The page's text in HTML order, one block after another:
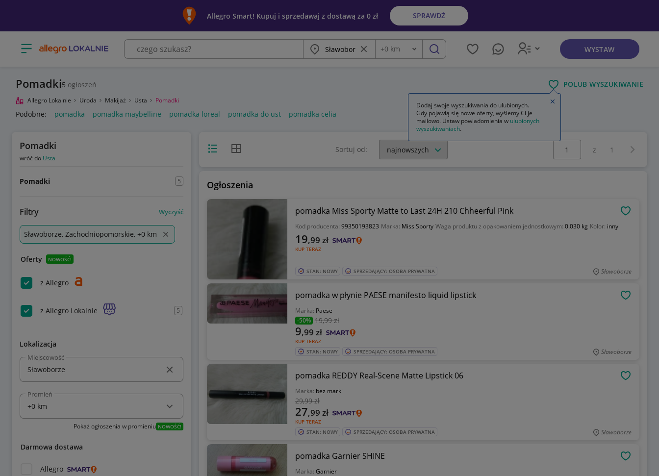
Allegro Smart! Kupuj i sprzedawaj z dostawą za 0 zł SPRAWDŹ
Otwórz menu z kategoriami Miasto Wyczyść frazę
Odległość
+0 km szukaj WYSTAW
Pomadki5 ogłoszeń POLUB WYSZUKIWANIE
Allegro Lokalnie Uroda Makijaż Usta Pomadki
Podobne: pomadka pomadka maybelline pomadka loreal pomadka do ust pomadka celia
Pomadki
wróć do Usta
Pomadki 5
Filtry Wyczyść
Sławoborze, Zachodniopomorskie, +0 km
Oferty NOWOŚĆ!
z Allegro
z Allegro Lokalnie 5
Lokalizacja
Miejscowość
Promień
Pokaż ogłoszenia w promieniu NOWOŚĆ!
Darmowa dostawa
Allegro
Widok listyWidok siatki Sortuj od:
Wybierz stronę:
z 1
Ogłoszenia
pomadka Miss Sporty Matte to Last 24H 210 Chheerful Pink
Kod producenta: 99350193823 Marka: Miss Sporty Waga produktu z opakowaniem jednostkowym: 0.030 kg Kolor: inny
KUP TERAZ
19,99 zł
STAN: NOWY SPRZEDAJĄCY: OSOBA PRYWATNA Sławoborze
pomadka w płynie PAESE manifesto liquid lipstick
Marka: Paese
-50% 19,99 zł
KUP TERAZ
9,99 zł
STAN: NOWY SPRZEDAJĄCY: OSOBA PRYWATNA Sławoborze
pomadka REDDY Real-Scene Matte Lipstick 06
Marka: bez marki
29,99 zł
KUP TERAZ
27,99 zł
STAN: NOWY SPRZEDAJĄCY: OSOBA PRYWATNA Sławoborze
pomadka Garnier SHINE
Marka: Garnier
Dodaj swoje wyszukiwania do ulubionych.
Gdy pojawią się nowe oferty, wyślemy Ci je
mailowo. Ustaw powiadomienia w ulubionych
wyszukiwaniach.
Zamknij wskazówkę